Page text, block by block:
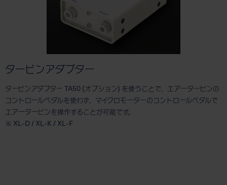
タービンアダプター
タービンアダプター TA50 (オプション) を使うことで、エアータービンの
コントロールペダルを使わず、マイクロモーターのコントロールペダルで
エアータービンを操作することが可能です。
※ XL-D / XL-K / XL-F